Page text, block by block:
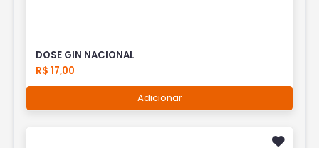
DOSE GIN NACIONAL
R$ 17,00
Adicionar